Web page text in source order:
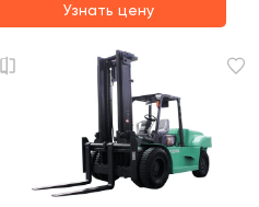
Узнать цену